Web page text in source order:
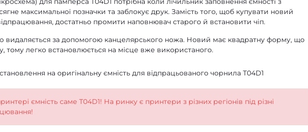
максимальної позначки та заблокує друк. Замість того, щоб купувати новий
достатньо промити наповнювач старого й встановити чіп.
видаляється за допомогою канцелярського ножа. Новий має квадратну форму, що
тому легко встановлюється на місце вже використаного.
на оригінальну ємність для відпрацьованого чорнила T04D1
ємність саме T04D1! На ринку є принтери з різних регіонів під різні